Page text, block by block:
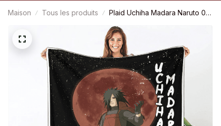
Maison Tous les produits
Plaid Uchiha Madara Naruto 01
Canapé